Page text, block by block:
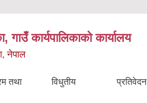
गाउँ कार्यपालिकाको कार्यालय
नेपाल
तथा विधुतीय प्रतिवेदन